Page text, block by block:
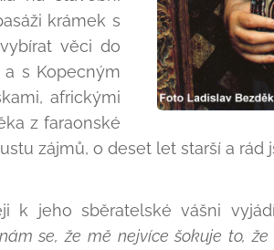
krámek s
věci do
s Kopecným
africkými
z faraonské
zájmů, o deset let starší a rád
k jeho sběratelské vášni
se, že mě nejvíce šokuje to,